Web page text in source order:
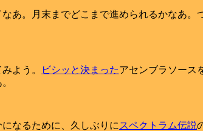
あ。月末までどこまで進められるかなあ
よう。 ビシッと決まったアセンブラソース
なるために、久しぶりに スペクトラム伝説